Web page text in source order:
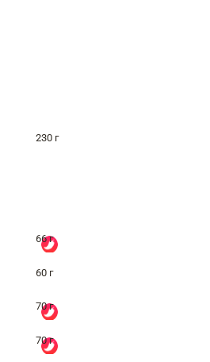
230 г
66 г
60 г
70 г
70 г